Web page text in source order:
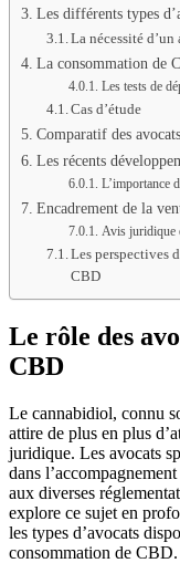
Les différents types
La nécessité
La consommation de
Les tests de
Cas d’étude
Comparatif des
Les récents
L’importance
Encadrement de la
Avis juridique
Les perspectives
CBD
Le rôle des
CBD
Le cannabidiol, connu
attire de plus en plus
juridique. Les avocats
dans
aux diverses
explore ce sujet en
les types d’avocats
consommation de CBD.